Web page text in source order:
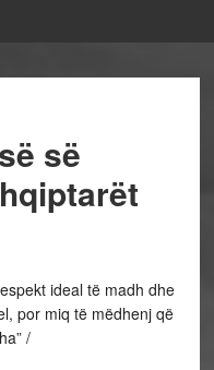
së
ideal të madh dhe
por miq të mëdhenj që
/